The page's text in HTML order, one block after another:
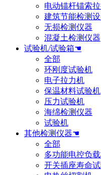
电动锚杆锚索
建筑节能检测
无损检测仪器
混凝土检测仪器
试验机/试验箱☚
全部
环刚度试验机
电子拉力机
保温材料试验机
压力试验机
海绵检测仪器
试验机
其他检测仪器☚
全部
多功能电控负
开关插座寿命